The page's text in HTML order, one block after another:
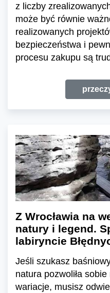
z liczby
może być równie
realizowanych
bezpieczeństwa i
procesu zakupu są
Z Wrocławia na
natury i legend.
labiryncie
Jeśli szukasz
natura pozwoliła
wariacje, musisz